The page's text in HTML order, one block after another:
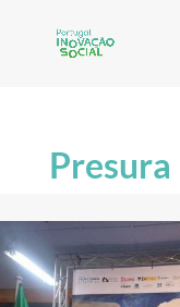
Presura